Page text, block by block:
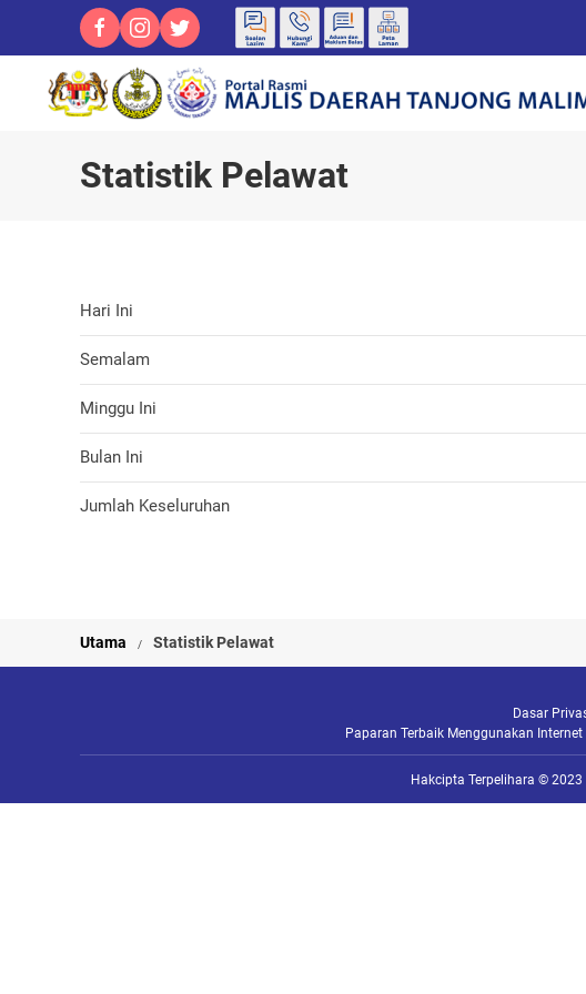
Statistik Pelawat
Hari Ini
Semalam
Minggu Ini
Bulan Ini
Jumlah Keseluruhan
Utama Statistik Pelawat
Dasar
Paparan Terbaik Menggunakan
Hakcipta Terpelihara ©